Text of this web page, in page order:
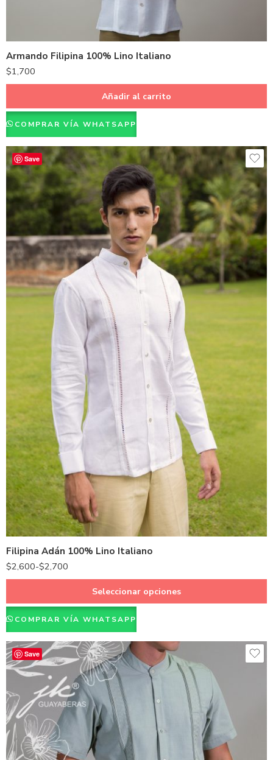
Armando Filipina 100% Lino Italiano
$1,700
Añadir al carrito
COMPRAR VÍA WHATSAPP
Save
Filipina Adán 100% Lino Italiano
$2,600-$2,700
Azul Cielo
Azul Marino
Beige
Café
Gris
Hueso
Kaki
Natural
Rosado
Verde Cemento
Amarillo
Azul
Rojo
Azul oscuro
Verde
Blanco
Seleccionar opciones
COMPRAR VÍA WHATSAPP
Save